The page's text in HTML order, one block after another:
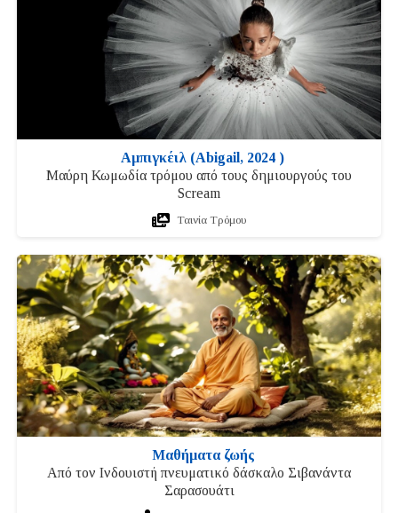
Αμπιγκέιλ (Abigail, 2024 )
Μαύρη Κωμωδία τρόμου από τους δημιουργούς του
Scream
Ταινία Tρόμου
Μαθήματα ζωής
Από τον Ινδουιστή πνευματικό δάσκαλο Σιβανάντα
Σαρασουάτι